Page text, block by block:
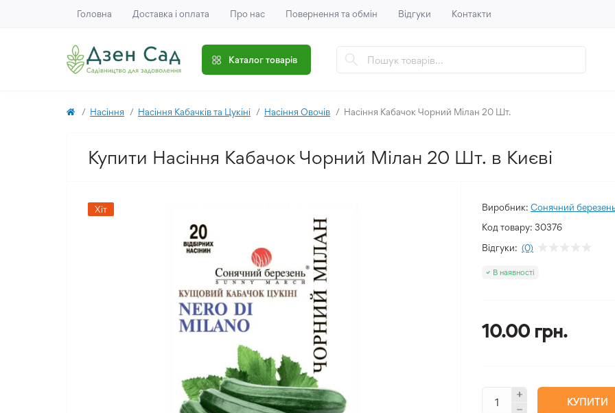
Головна Доставка і оплата Про нас Повернення та обмін Відгуки Контакти
Каталог товарів
Насіння Насіння Кабачків та Цукіні Насіння Овочів Насіння Кабачок Чорний Мілан 20 Шт.
Купити Насіння Кабачок Чорний Мілан 20 Шт. в Києві
Хіт Виробник: Сонячний
Код товару: 30376
Відгуки: (0)
В наявності
10.00 грн.
КУПИТИ